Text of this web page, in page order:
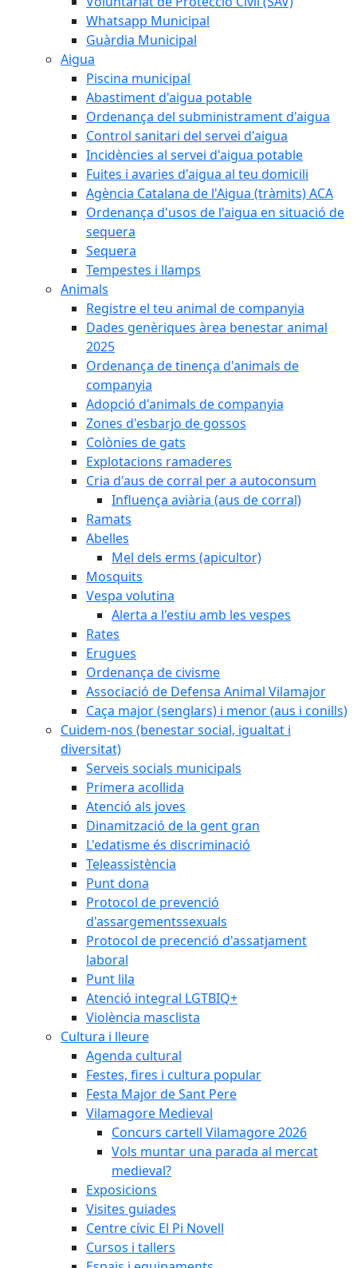
Whatsapp Municipal
Guàrdia Municipal
Aigua
Piscina municipal
Abastiment d'aigua potable
Ordenança del subministrament d'aigua
Control sanitari del servei d'aigua
Incidències al servei d'aigua potable
Fuites i avaries d'aigua al teu domicili
Agència Catalana de l'Aigua (tràmits) ACA
Ordenança d'usos de l'aigua en situació de
sequera
Sequera
Tempestes i llamps
Animals
Registre el teu animal de companyia
Dades genèriques àrea benestar animal
2025
Ordenança de tinença d'animals de
companyia
Adopció d'animals de companyia
Zones d'esbarjo de gossos
Colònies de gats
Explotacions ramaderes
Cria d'aus de corral per a autoconsum
Influença aviària (aus de corral)
Ramats
Abelles
Mel dels erms (apicultor)
Mosquits
Vespa volutina
Alerta a l'estiu amb les vespes
Rates
Erugues
Ordenança de civisme
Associació de Defensa Animal Vilamajor
Caça major (senglars) i menor (aus i conills)
Cuidem-nos (benestar social, igualtat i
diversitat)
Serveis socials municipals
Primera acollida
Atenció als joves
Dinamització de la gent gran
L'edatisme és discriminació
Teleassistència
Punt dona
Protocol de prevenció
d'assargementssexuals
Protocol de precenció d'assatjament
laboral
Punt lila
Atenció integral LGTBIQ+
Violència masclista
Cultura i lleure
Agenda cultural
Festes, fires i cultura popular
Festa Major de Sant Pere
Vilamagore Medieval
Concurs cartell Vilamagore 2026
Vols muntar una parada al mercat
medieval?
Exposicions
Visites guiades
Centre cívic El Pi Novell
Cursos i tallers